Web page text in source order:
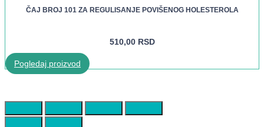
ČAJ BROJ 101 ZA REGULISANJE POVIŠENOG HOLESTEROLA
510,00 RSD
Pogledaj proizvod